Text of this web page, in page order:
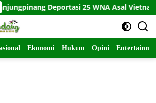
Deportasi 25 WNA Asal Vietnam
Ekonomi Hukum Opini